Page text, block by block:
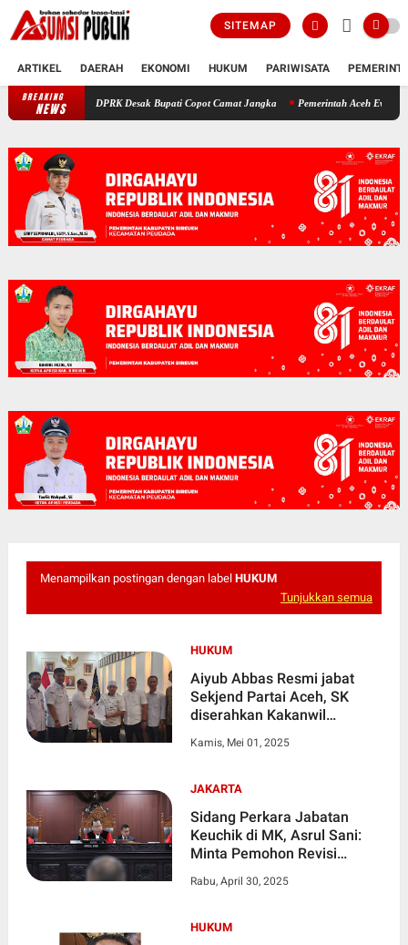
SITEMAP
ARTIKEL DAERAH EKONOMI HUKUM PARIWISATA
BREAKING
NEWS
Pimpinan DPRK Desak Bupati Copot Camat Jangka Pemerintah Aceh Evaluasi
Menampilkan postingan dengan label HUKUM
Tunjukkan semua
HUKUM
Aiyub Abbas Resmi jabat
Sekjend Partai Aceh, SK
diserahkan Kakanwil
Kamis, Mei 01, 2025
JAKARTA
Sidang Perkara Jabatan
Keuchik di MK, Asrul Sani:
Minta Pemohon Revisi
dianggap Bertentangan
Rabu, April 30, 2025
HUKUM